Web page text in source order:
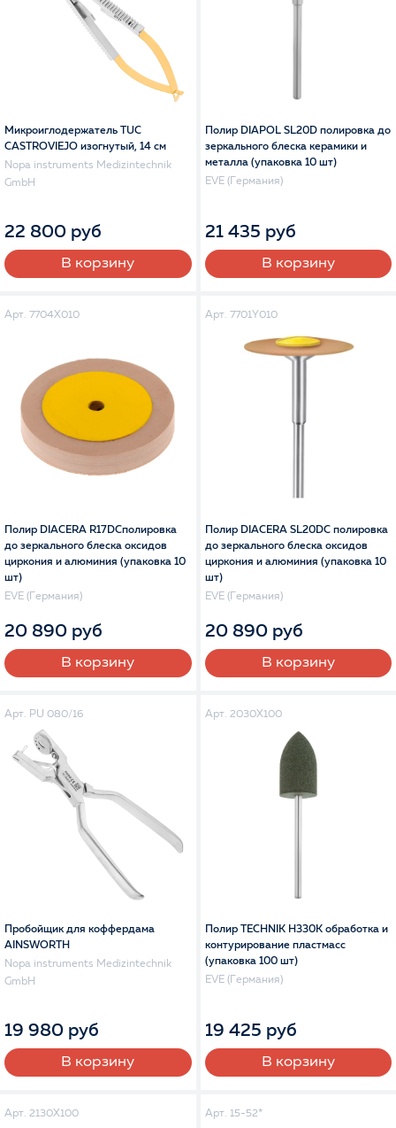
Микроиглодержатель TUC
CASTROVIEJO изогнутый, 14 см
Nopa instruments Medizintechnik
GmbH
22 800 руб
В корзину
Полир DIAPOL SL20D полировка до
зеркального блеска керамики и
металла (упаковка 10 шт)
EVE (Германия)
21 435 руб
В корзину
Арт. 7704X010
Полир DIACERA R17DCполировка
до зеркального блеска оксидов
циркония и алюминия (упаковка 10
шт)
EVE (Германия)
20 890 руб
В корзину
Арт. 7701Y010
Полир DIACERA SL20DC полировка
до зеркального блеска оксидов
циркония и алюминия (упаковка 10
шт)
EVE (Германия)
20 890 руб
В корзину
Арт. PU 080/16
Пробойщик для коффердама
AINSWORTH
Nopa instruments Medizintechnik
GmbH
19 980 руб
В корзину
Арт. 2030X100
Полир TECHNIK H330K обработка и
контурирование пластмасс
(упаковка 100 шт)
EVE (Германия)
19 425 руб
В корзину
Арт. 2130X100 Арт. 15-52*